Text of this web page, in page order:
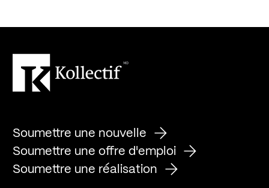
Soumettre une nouvelle
Soumettre une offre d'emploi
Soumettre une réalisation